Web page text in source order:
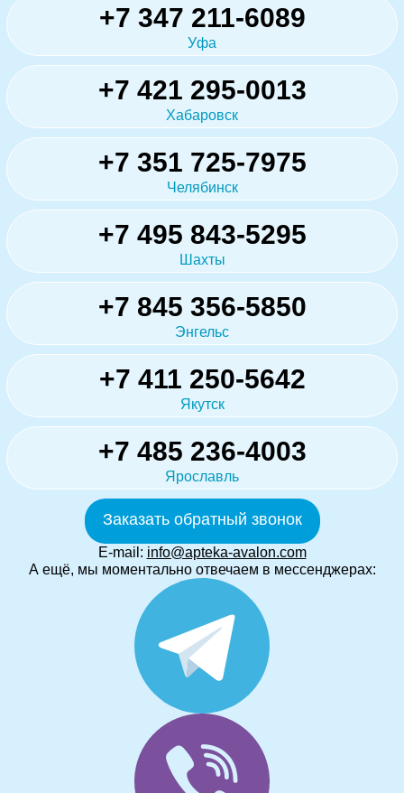
+7 347 211-6089
Уфа
+7 421 295-0013
Хабаровск
+7 351 725-7975
Челябинск
+7 495 843-5295
Шахты
+7 845 356-5850
Энгельс
+7 411 250-5642
Якутск
+7 485 236-4003
Ярославль
Заказать обратный звонок
E-mail: info@apteka-avalon.com
А ещё, мы моментально отвечаем в мессенджерах: